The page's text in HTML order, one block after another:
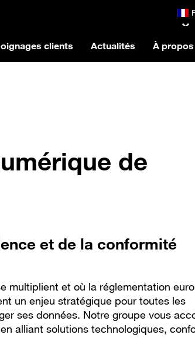
clients Actualités À propos
de
et de la conformité
multiplient et où la réglementation
un enjeu stratégique pour toutes les
ses données. Notre groupe vous
alliant solutions technologiques,